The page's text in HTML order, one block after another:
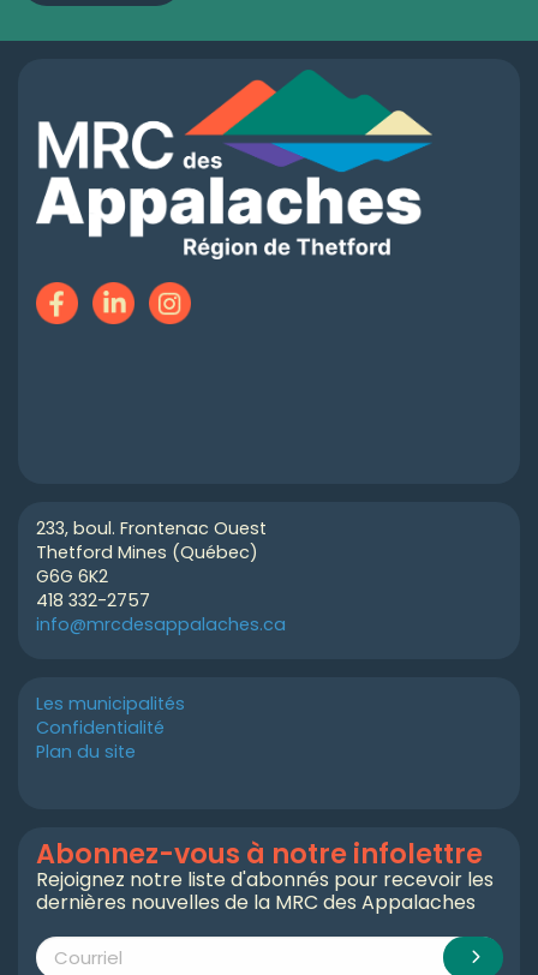
233, boul. Frontenac Ouest
Thetford Mines (Québec)
G6G 6K2
418 332-2757
info@mrcdesappalaches.ca
Les municipalités
Confidentialité
Plan du site
Abonnez-vous à notre infolettre
Rejoignez notre liste d'abonnés pour recevoir les
dernières nouvelles de la MRC des Appalaches